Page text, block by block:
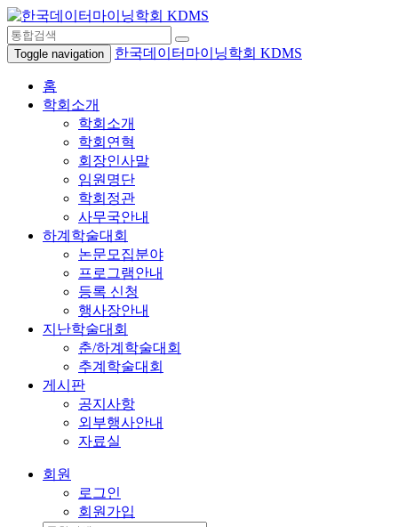
Toggle navigation 한국데이터마이닝학회 KDMS
홈
학회소개
학회소개
학회연혁
회장인사말
임원명단
학회정관
사무국안내
하계학술대회
논문모집분야
프로그램안내
등록 신청
행사장안내
지난학술대회
춘/하계학술대회
추계학술대회
게시판
공지사항
외부행사안내
자료실
회원
로그인
회원가입